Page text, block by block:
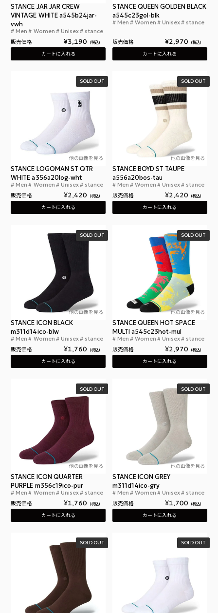
STANCE JAR JAR CREW
VINTAGE WHITE a545b24jar-
vwh
Men Women Unisex stance
販売価格 ¥3,190 税込
カートに入れる
STANCE QUEEN GOLDEN BLACK
a545c23gol-blk
Men Women Unisex stance
販売価格 ¥2,970 税込
カートに入れる
他の画像を見る
スタンスソックス NBA 靴下 ホワイト 白 クォータ
STANCE LOGOMAN ST QTR
WHITE a356a20log-wht
Men Women Unisex stance
販売価格 ¥2,420 税込
SOLD OUT
カートに入れる
他の画像を見る
STANCE BOYD ST TAUPE
a556a20bos-tau
Men Women Unisex stance
販売価格 ¥2,420 税込
SOLD OUT
カートに入れる
他の画像を見る
スタンスソックス アイコン ブラック 黒 靴下 ハイ
STANCE ICON BLACK
m311d14ico-blw
Men Women Unisex stance
販売価格 ¥1,760 税込
SOLD OUT
カートに入れる
他の画像を見る
STANCE QUEEN HOT SPACE
MULTI a545c23hot-mul
Men Women Unisex stance
販売価格 ¥2,970 税込
SOLD OUT
カートに入れる
他の画像を見る
スタンスソックス アイコン クォーター 靴下 メン
STANCE ICON QUARTER
PURPLE m356c19ico-pur
Men Women Unisex stance
販売価格 ¥1,760 税込
SOLD OUT
カートに入れる
他の画像を見る
STANCE ICON GREY
m311d14ico-gry
Men Women Unisex stance
販売価格 ¥1,700 税込
SOLD OUT
カートに入れる
SOLD OUT SOLD OUT